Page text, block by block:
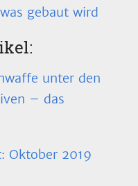
gebaut wird
unter den
– das
Oktober 2019